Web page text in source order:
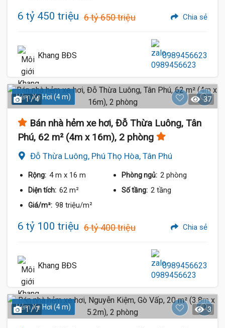
6 tỷ 450 triệu 6 tỷ 650 triệu Chia sẻ
Khang BĐS 0989456623
Hẻm Xe Hơi (4 m)
1 / 4 37
Bán nhà hẻm xe hơi, Đỗ Thừa Luông, Tân
Phú, 62 m² (4m x 16m), 2 phòng
Đỗ Thừa Luông, Phú Thọ Hòa, Tân Phú
Rộng: 4 m x 16 m Phòng ngủ: 2 phòng
Diện tích: 62 m² Số tầng: 2 tầng
Giá/m²: 98 triệu/m²
6 tỷ 100 triệu 6 tỷ 400 triệu Chia sẻ
Khang BĐS 0989456623
Hẻm Xe Hơi (4 m)
1 / 7 3